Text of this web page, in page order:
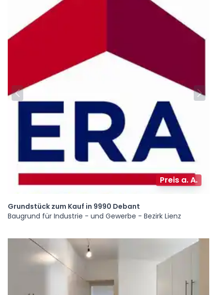
Preis a. A.
Grundstück zum Kauf in 9990 Debant
Baugrund für Industrie - und Gewerbe - Bezirk Lienz